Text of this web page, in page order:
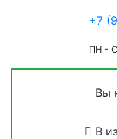
+7
ПН -
Вы
В